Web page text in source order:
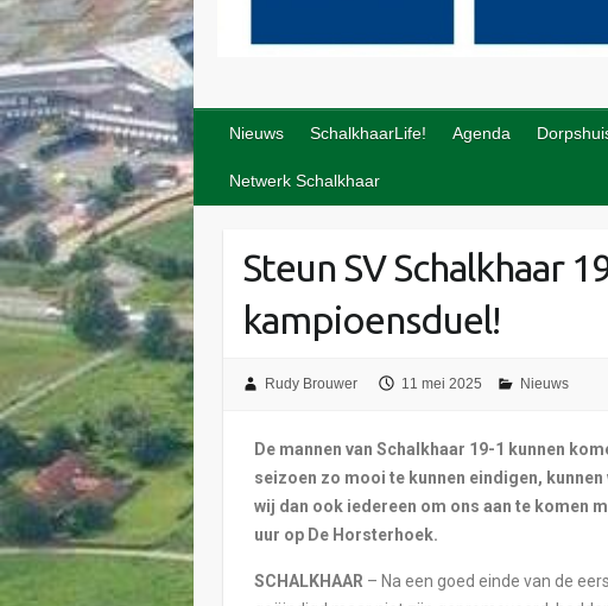
Nieuws SchalkhaarLife! Agenda
Netwerk Schalkhaar
Steun SV Schalkhaar
kampioensduel!
Rudy Brouwer 11 mei 2025 Nieuws
De mannen van Schalkhaar 19-1 kunnen
seizoen zo mooi te kunnen eindigen,
wij dan ook iedereen om ons aan te komen
uur op De Horsterhoek.
SCHALKHAAR – Na een goed einde van de